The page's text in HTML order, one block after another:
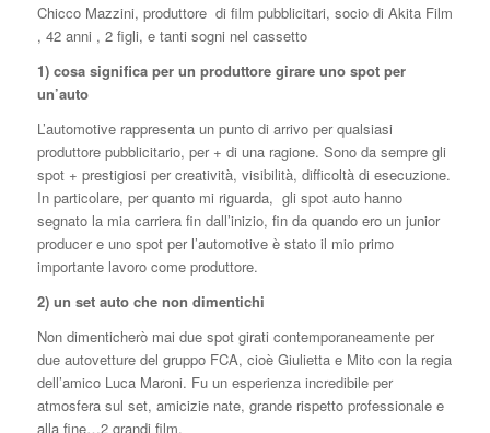
Chicco Mazzini, produttore di film pubblicitari, socio di Akita Film
, 42 anni , 2 figli, e tanti sogni nel cassetto
1) cosa significa per un produttore girare uno spot per
un’auto
L’automotive rappresenta un punto di arrivo per qualsiasi
produttore pubblicitario, per + di una ragione. Sono da sempre gli
spot + prestigiosi per creatività, visibilità, difficoltà di esecuzione.
In particolare, per quanto mi riguarda, gli spot auto hanno
segnato la mia carriera fin dall’inizio, fin da quando ero un junior
producer e uno spot per l’automotive è stato il mio primo
importante lavoro come produttore.
2) un set auto che non dimentichi
Non dimenticherò mai due spot girati contemporaneamente per
due autovetture del gruppo FCA, cioè Giulietta e Mito con la regia
dell’amico Luca Maroni. Fu un esperienza incredibile per
atmosfera sul set, amicizie nate, grande rispetto professionale e
alla fine…2 grandi film.